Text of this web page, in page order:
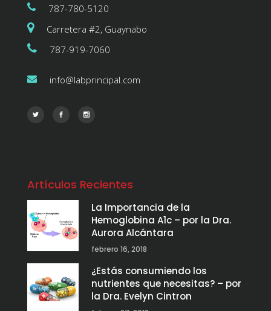
787-780-5120
Carretera #2, Guaynabo
787-919-7060
info@labprincipal.com
Artículos Recientes
La Importancia de la
Hemoglobina A1c – por la Dra.
Aurora Alcántara
febrero 16, 2018
¿Estás consumiendo los
nutrientes que necesitas? – por
la Dra. Evelyn Cintron